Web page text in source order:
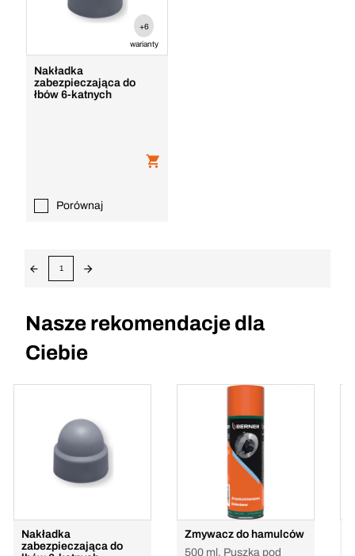
+6
warianty
Nakładka
zabezpieczająca do
łbów 6-katnych
Porównaj
1
Nasze rekomendacje dla
Ciebie
Nakładka
zabezpieczająca do
Zmywacz do hamulców
500 ml, Puszka pod